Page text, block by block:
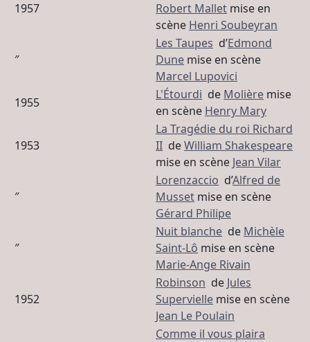
1957
Robert Mallet mise en
scène Henri Soubeyran
″
Les Taupes d’Edmond
Dune mise en scène
Marcel Lupovici
1955
L'Étourdi de Molière mise
en scène Henry Mary
1953
La Tragédie du roi Richard
II deWilliam Shakespeare
mise en scène Jean Vilar
″
Lorenzaccio d’Alfred de
Musset mise en scène
Gérard Philipe
″
Nuit blanche de Michèle
Saint-Lô mise en scène
Marie-Ange Rivain
1952
Robinson de Jules
Supervielle mise en scène
Jean Le Poulain
Comme il vous plaira